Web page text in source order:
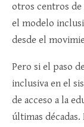
otros centros de
el modelo
desde el
Pero si el paso
inclusiva en el
de acceso a la
últimas décadas.